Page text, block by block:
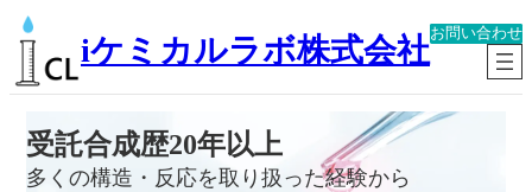
内
容
ス
iケミカルラボ株式会社お問い合わせ
受託合成歴20年以上
多くの構造・反応を取り扱った経験から